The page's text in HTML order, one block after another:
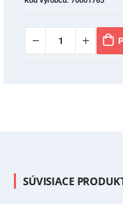
SÚVISIACE